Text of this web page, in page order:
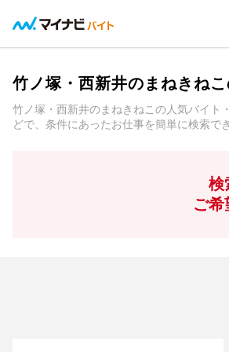
竹ノ塚・西新井のまねきね
竹ノ塚・西新井のまねきねこの人気バイト
どで、条件にあったお仕事を簡単に検索
検
ご